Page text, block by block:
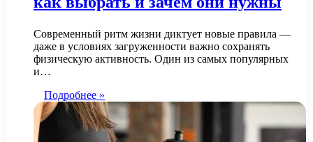
Современный ритм жизни диктует новые правила —
даже в условиях загруженности важно сохранять
физическую активность. Один из самых популярных
и…
Подробнее »